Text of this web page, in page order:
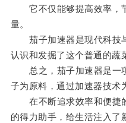
它不仅能够提高效率，
量。
茄子加速器是现代科技
认识和发掘了这个普通的蔬
总之，茄子加速器是一
子为原料，通过加速器技术
在不断追求效率和便捷
的得力助手，给生活注入了